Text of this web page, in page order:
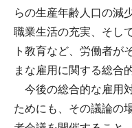
らの生産年齢人口の減
職業生活の充実、そし
ト教育など、労働者が
まな雇用に関する総合
今後の総合的な雇用
ためにも、その議論の